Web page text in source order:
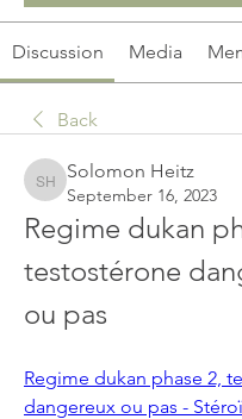
Discussion Media
Back
Solomon Heitz
Solomon Heitz
September 16, 2023
Regime dukan
testostérone
ou pas
Regime dukan phase 2,
dangereux ou pas -